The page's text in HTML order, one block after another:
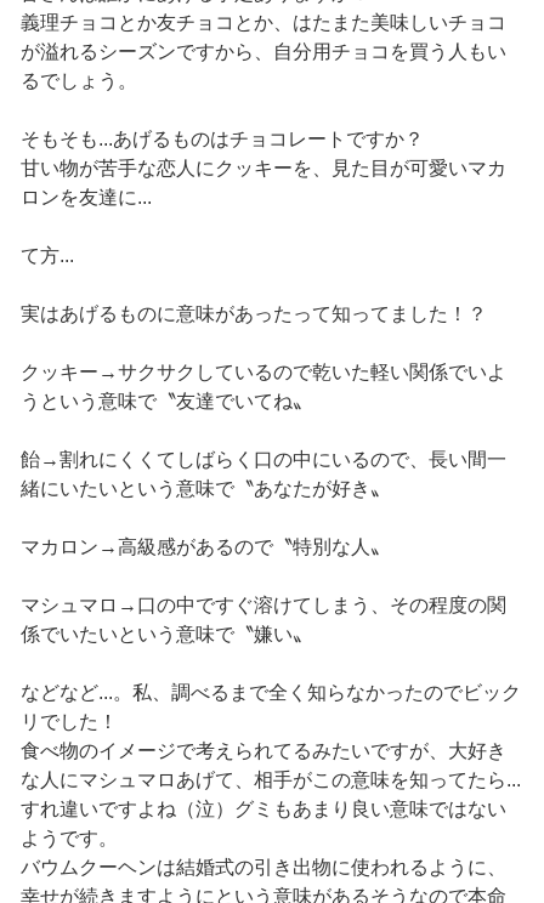
義理チョコとか友チョコとか、はたまた美味しいチョコ
が溢れるシーズンですから、自分用チョコを買う人もい
るでしょう。
そもそも...あげるものはチョコレートですか？
甘い物が苦手な恋人にクッキーを、見た目が可愛いマカ
ロンを友達に...
て方...
実はあげるものに意味があったって知ってました！？
クッキー→サクサクしているので乾いた軽い関係でいよ
うという意味で〝友達でいてね〟
飴→割れにくくてしばらく口の中にいるので、長い間一
緒にいたいという意味で〝あなたが好き〟
マカロン→高級感があるので〝特別な人〟
マシュマロ→口の中ですぐ溶けてしまう、その程度の関
係でいたいという意味で〝嫌い〟
などなど...。私、調べるまで全く知らなかったのでビック
リでした！
食べ物のイメージで考えられてるみたいですが、大好き
な人にマシュマロあげて、相手がこの意味を知ってたら...
すれ違いですよね（泣）グミもあまり良い意味ではない
ようです。
バウムクーヘンは結婚式の引き出物に使われるように、
幸せが続きますようにという意味があるそうなので本命